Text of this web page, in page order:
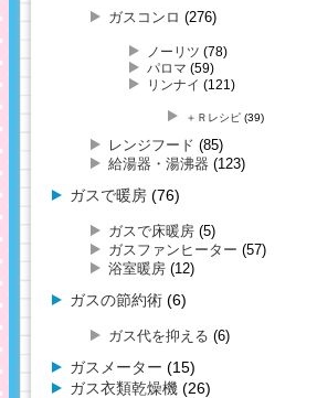
ガスコンロ (276)
ノーリツ (78)
パロマ (59)
リンナイ (121)
＋Ｒレシピ (39)
レンジフード (85)
給湯器・湯沸器 (123)
ガスで暖房 (76)
ガスで床暖房 (5)
ガスファンヒーター (57)
浴室暖房 (12)
ガスの節約術 (6)
ガス代を抑える (6)
ガスメーター (15)
ガス衣類乾燥機 (26)